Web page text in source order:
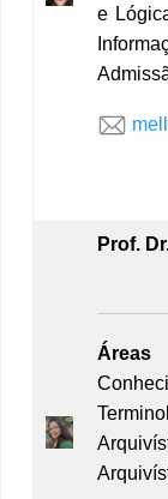
e
Prof.
Áreas